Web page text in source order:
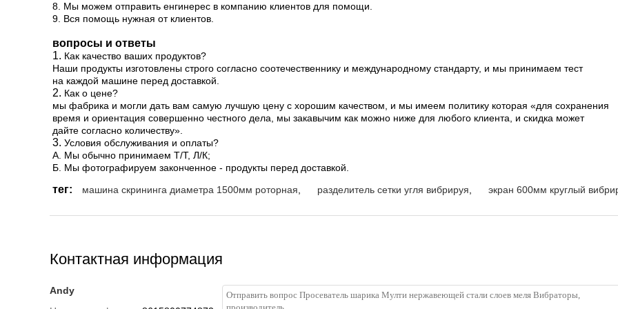
8. Мы можем отправить енгинерес в компанию клиентов для помощи.
9. Вся помощь нужная от клиентов.
вопросы и ответы
1. Как качество ваших продуктов?
Наши продукты изготовлены строго согласно соотечественнику и международному стандарту, и мы принимаем тест
на каждой машине перед доставкой.
2. Как о цене?
мы фабрика и могли дать вам самую лучшую цену с хорошим качеством, и мы имеем политику которая «для сохранения
время и ориентация совершенно честного дела, мы закавычим как можно ниже для любого клиента, и скидка может
дайте согласно количеству».
3. Условия обслуживания и оплаты?
А. Мы обычно принимаем Т/Т, Л/К;
Б. Мы фотографируем законченное - продукты перед доставкой.
тег: машина скрининга диаметра 1500мм роторная разделитель сетки угля вибрируя экран 600мм круглый
Контактная информация
Andy